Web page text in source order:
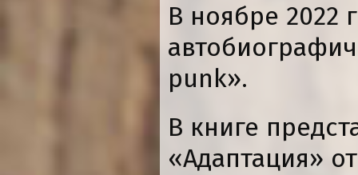
В ноябре 2022
punk».
В книге
«Адаптация»